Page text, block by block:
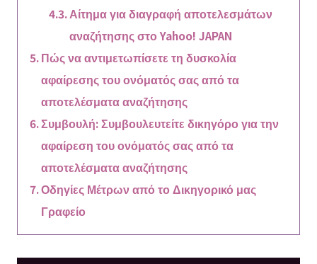
Αίτημα για διαγραφή αποτελεσμάτων
αναζήτησης στο Yahoo! JAPAN
Πώς να αντιμετωπίσετε τη δυσκολία
αφαίρεσης του ονόματός σας από τα
αποτελέσματα αναζήτησης
Συμβουλή: Συμβουλευτείτε δικηγόρο για την
αφαίρεση του ονόματός σας από τα
αποτελέσματα αναζήτησης
Οδηγίες Μέτρων από το Δικηγορικό μας
Γραφείο